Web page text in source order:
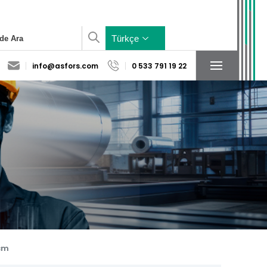
Sosyal Medya
Hesaplarımız
Konum
Türkçe
info@asfors.com 0 533 791 19 22